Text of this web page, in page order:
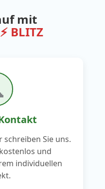
mit
BLITZ
schreiben Sie uns.
und
individuellen